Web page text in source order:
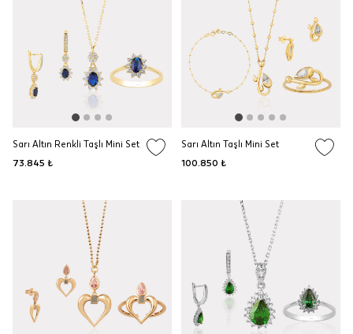
Sarı Altın Renkli Taşlı Mini Set
73.845 ₺
Sarı Altın Taşlı Mini Set
100.850 ₺